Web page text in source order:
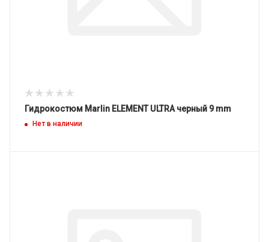
Гидрокостюм Marlin ELEMENT ULTRA черный 9 mm
Нет в наличии